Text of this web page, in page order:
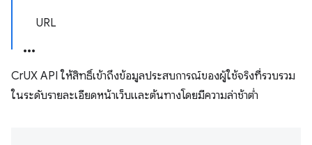
URL
CrUX API ให้สิทธิ์เข้าถึงข้อมูลประสบการณ์ของผู้ใช้จริงที่รวบรวม
ในระดับรายละเอียดหน้าเว็บและต้นทางโดยมีความล่าช้าต่ำ